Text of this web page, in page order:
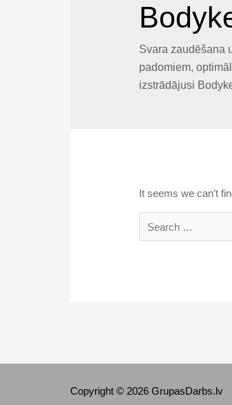
Svara zaudēšana
padomiem,
izstrādājusi
It seems we can’t
Search
Copyright © 2026 GrupasDarbs.lv